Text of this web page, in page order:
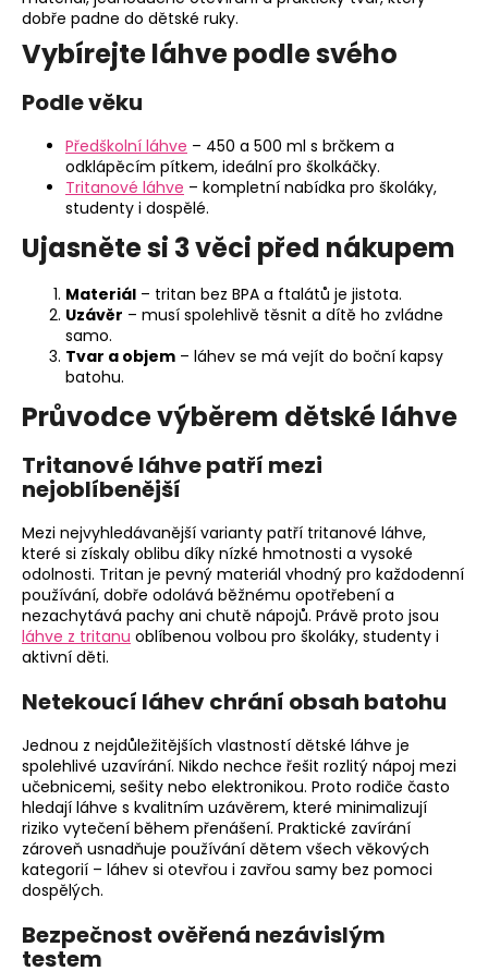
y
p
i
s
dobře padne do dětské ruky.
Vybírejte láhve podle svého
Podle věku
Předškolní láhve – 450 a 500 ml s brčkem a
odklápěcím pítkem, ideální pro školkáčky.
Tritanové láhve – kompletní nabídka pro školáky,
studenty i dospělé.
Ujasněte si 3 věci před nákupem
Materiál – tritan bez BPA a ftalátů je jistota.
Uzávěr – musí spolehlivě těsnit a dítě ho zvládne
samo.
Tvar a objem – láhev se má vejít do boční kapsy
batohu.
Průvodce výběrem dětské láhve
Tritanové láhve patří mezi
nejoblíbenější
Mezi nejvyhledávanější varianty patří tritanové láhve,
které si získaly oblibu díky nízké hmotnosti a vysoké
odolnosti. Tritan je pevný materiál vhodný pro každodenní
používání, dobře odolává běžnému opotřebení a
nezachytává pachy ani chutě nápojů. Právě proto jsou
láhve z tritanu oblíbenou volbou pro školáky, studenty i
aktivní děti.
Netekoucí láhev chrání obsah batohu
Jednou z nejdůležitějších vlastností dětské láhve je
spolehlivé uzavírání. Nikdo nechce řešit rozlitý nápoj mezi
učebnicemi, sešity nebo elektronikou. Proto rodiče často
hledají láhve s kvalitním uzávěrem, které minimalizují
riziko vytečení během přenášení. Praktické zavírání
zároveň usnadňuje používání dětem všech věkových
kategorií – láhev si otevřou i zavřou samy bez pomoci
dospělých.
Bezpečnost ověřená nezávislým
testem